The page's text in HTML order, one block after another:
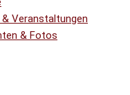
& Veranstaltungen
& Fotos